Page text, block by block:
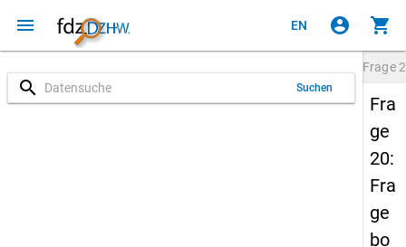
menu EN account_circle shopping_cart
search Suchen
Frage
Fra
ge
20:
Fra
ge
bo